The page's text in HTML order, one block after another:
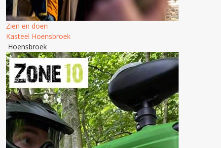
Zien en doen
Kasteel Hoensbroek
Hoensbroek